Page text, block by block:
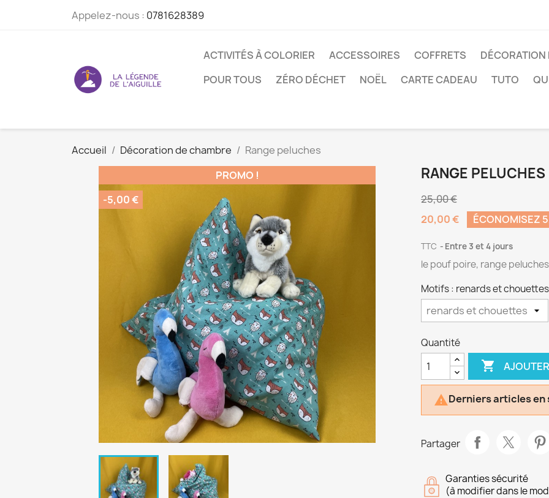
Appelez-nous : 0781628389
ACTIVITÉS À COLORIER ACCESSOIRES COFFRETS DÉCORATION
POUR TOUS
ZÉRO DÉCHET NOËL CARTE CADEAU TUTO
Accueil Décoration de chambre
Range peluches
PROMO !
-5,00 €
RANGE PELUCHES
25,00 €
20,00 €
ÉCONOMISEZ
TTC Entre 3 et 4 jours
le pouf poire, range peluches
Motifs : renards et chouettes
Quantité

Derniers articles en
Partager
Garanties sécurité
(à modifier dans le